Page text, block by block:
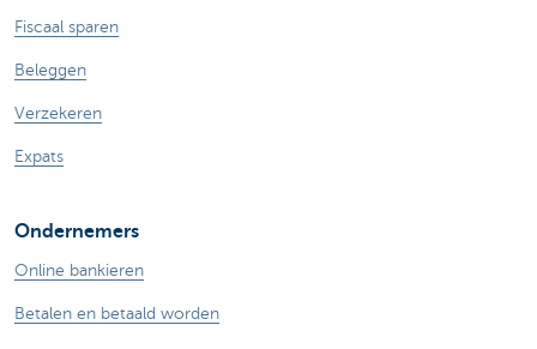
Fiscaal sparen
Beleggen
Verzekeren
Expats
Ondernemers
Online bankieren
Betalen en betaald worden